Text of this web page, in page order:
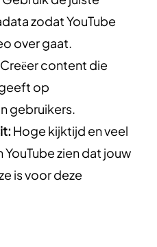
zodat YouTube
over gaat.
Creëer content die
op
gebruikers.
Hoge kijktijd en veel
zien dat jouw
is voor deze